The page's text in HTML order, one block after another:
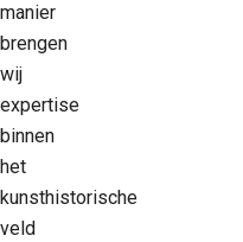
manier
brengen
wij
expertise
binnen
het
kunsthistorische
veld